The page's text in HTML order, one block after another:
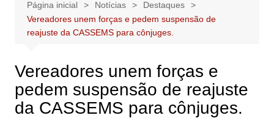
Página inicial Notícias
Destaques
Vereadores unem forças e pedem suspensão de
reajuste da CASSEMS para cônjuges.
Vereadores unem forças e
pedem suspensão de reajuste
da CASSEMS para cônjuges.